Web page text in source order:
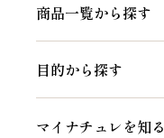
商品一覧から探す
目的から探す
マイナチュレを知る